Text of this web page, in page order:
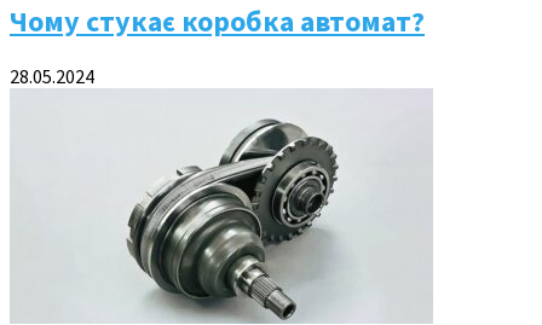
Чому стукає коробка автомат?
28.05.2024